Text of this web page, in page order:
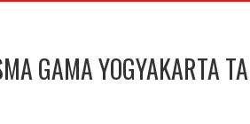
GAMA YOGYAKARTA